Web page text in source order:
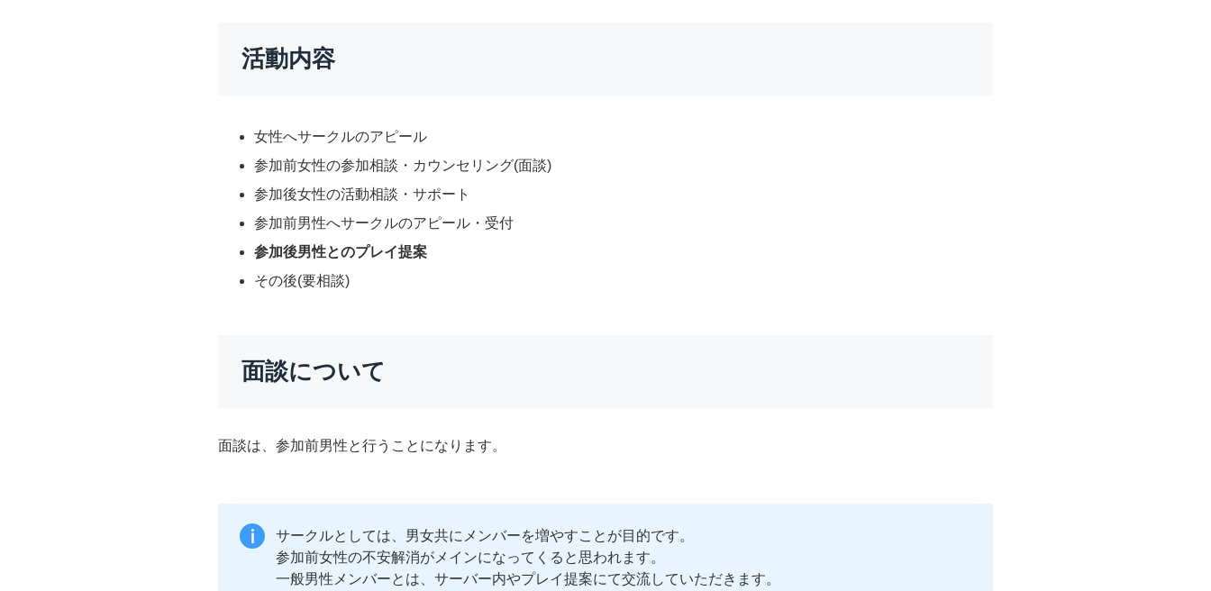
活動内容
女性へサークルのアピール
参加前女性の参加相談・カウンセリング(面談)
参加後女性の活動相談・サポート
参加前男性へサークルのアピール・受付
参加後男性とのプレイ提案
その後(要相談)
面談について
面談は、参加前男性と行うことになります。
サークルとしては、男女共にメンバーを増やすことが目的です。
参加前女性の不安解消がメインになってくると思われます。
一般男性メンバーとは、サーバー内やプレイ提案にて交流していただきます。